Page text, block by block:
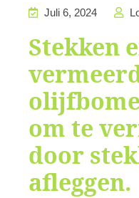
Juli 6, 2024
Stekken
om te
door
afleggen.